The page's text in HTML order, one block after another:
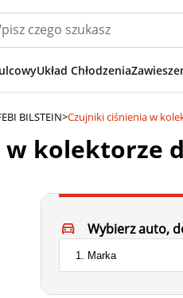
Układ Chłodzenia
BILSTEIN>Czujniki ciśnienia w
kolektorze
Wybierz auto,